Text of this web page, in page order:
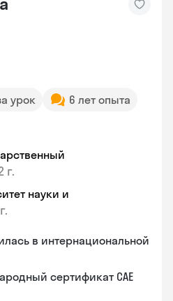
урок
6 лет опыта
г.
науки и
в интернациональной
сертификат CAE